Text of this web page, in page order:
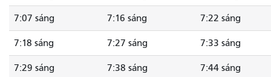
7:07 sáng 7:16 sáng 7:22 sáng
7:18 sáng 7:27 sáng 7:33 sáng
7:29 sáng 7:38 sáng 7:44 sáng